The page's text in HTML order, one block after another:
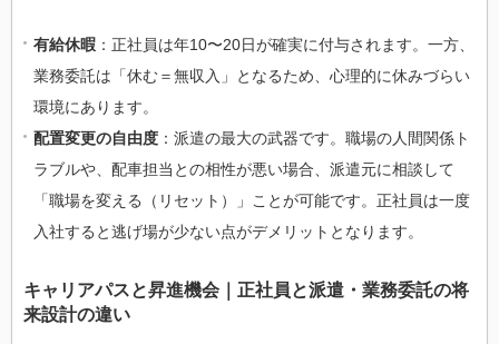
有給休暇 ：正社員は年10〜20日が確実に付与されます。一方、
業務委託は「休む＝無収入」となるため、心理的に休みづらい
環境にあります。
配置変更の自由度 ：派遣の最大の武器です。職場の人間関係ト
ラブルや、配車担当との相性が悪い場合、派遣元に相談して
「職場を変える（リセット）」ことが可能です。正社員は一度
入社すると逃げ場が少ない点がデメリットとなります。
キャリアパスと昇進機会｜正社員と派遣・業務委託の将
来設計の違い